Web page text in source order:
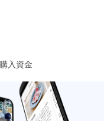
入資金